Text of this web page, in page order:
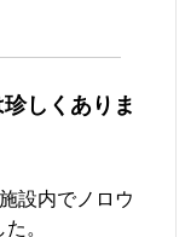
しくありま
設内でノロウ
。